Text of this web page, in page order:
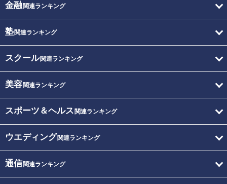
金融関連ランキング
塾関連ランキング
スクール関連ランキング
美容関連ランキング
スポーツ＆ヘルス 関連ランキング
ウエディング関連ランキング
通信関連ランキング